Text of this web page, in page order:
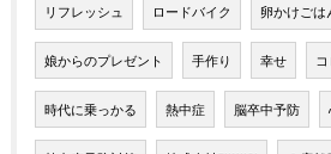
リフレッシュ ロードバイク 卵かけごは
娘からのプレゼント 手作り 幸せ
時代に乗っかる 熱中症 脳卒中予防